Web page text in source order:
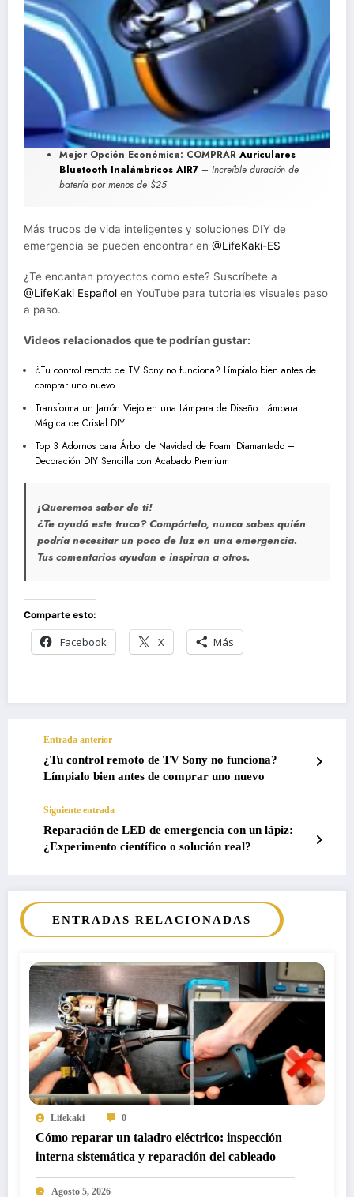
Mejor Opción Económica: COMPRAR Auriculares
Bluetooth Inalámbricos AIR7– Increíble duración de
batería por menos de $25.
Más trucos de vida inteligentes y soluciones DIY de
emergencia se pueden encontrar en @LifeKaki-ES
¿Te encantan proyectos como este? Suscríbete a
@LifeKaki Español en YouTube para tutoriales visuales paso
a paso.
Videos relacionados que te podrían gustar:
¿Tu control remoto de TV Sony no funciona? Límpialo bien antes de
comprar uno nuevo
Transforma un Jarrón Viejo en una Lámpara de Diseño: Lámpara
Mágica de Cristal DIY
Top 3 Adornos para Árbol de Navidad de Foami Diamantado –
Decoración DIY Sencilla con Acabado Premium
¡Queremos saber de ti!
¿Te ayudó este truco? Compártelo, nunca sabes quién
podría necesitar un poco de luz en una emergencia.
Tus comentarios ayudan e inspiran a otros.
Comparte esto:
Facebook X Más
Entrada anterior
¿Tu control remoto de TV Sony no funciona?
Límpialo bien antes de comprar uno nuevo
Siguiente entrada
Reparación de LED de emergencia con un lápiz:
¿Experimento científico o solución real?
ENTRADAS RELACIONADAS
Lifekaki 0
Cómo reparar un taladro eléctrico: inspección
interna sistemática y reparación del cableado
Agosto 5, 2026